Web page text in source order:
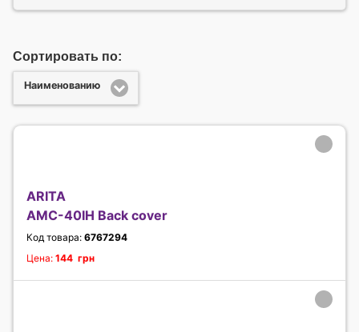
Сортировать по:
Наименованию
ARITA
AMC-40IH Back cover
Код товара: 6767294
Цена: 144 грн